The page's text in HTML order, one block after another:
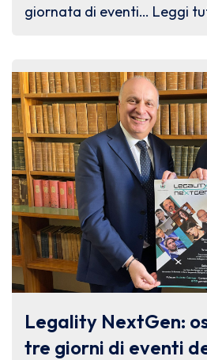
giornata di eventi… Leggi
Legality NextGen:
tre giorni di eventi